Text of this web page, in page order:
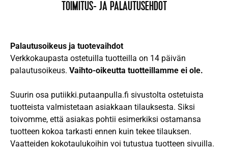
TOIMITUS- JA PALAUTUSEHDOT
Palautusoikeus ja tuotevaihdot
Verkkokaupasta ostetuilla tuotteilla on 14 päivän
palautusoikeus. Vaihto-oikeutta tuotteillamme ei ole.
Suurin osa putiikki.putaanpulla.fi sivustolta ostetuista
tuotteista valmistetaan asiakkaan tilauksesta. Siksi
toivomme, että asiakas pohtii esimerkiksi ostamansa
tuotteen kokoa tarkasti ennen kuin tekee tilauksen.
Vaatteiden kokotaulukoihin voi tutustua tuotteen sivuilla.